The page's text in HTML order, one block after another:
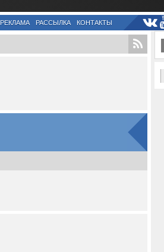
РЕКЛАМА РАССЫЛКА КОНТАКТЫ